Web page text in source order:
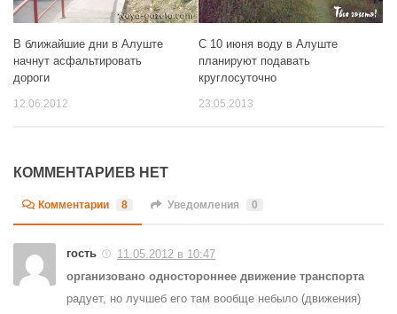
В ближайшие дни в Алуште
начнут асфальтировать
дороги
12.06.2012
С 10 июня воду в Алуште
планируют подавать
круглосуточно
23.05.2013
КОММЕНТАРИЕВ НЕТ
Комментарии 8 Уведомления 0
гость
11.05.2012 в 10:47
организовано одностороннее движение транспорта
радует, но лучшеб его там вообще небыло (движения)